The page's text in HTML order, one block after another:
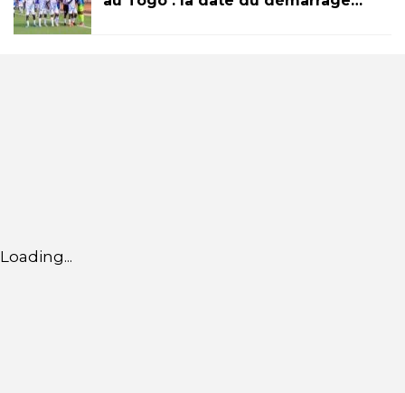
Loading...